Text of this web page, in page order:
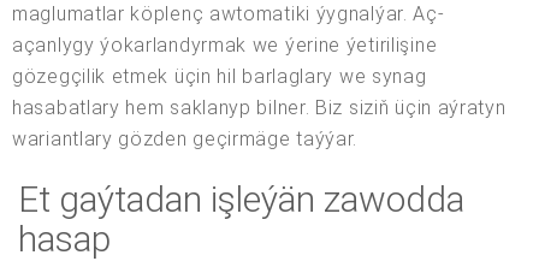
maglumatlar köplenç awtomatiki ýygnalýar. Aç-
açanlygy ýokarlandyrmak we ýerine ýetirilişine
gözegçilik etmek üçin hil barlaglary we synag
hasabatlary hem saklanyp bilner. Biz siziň üçin aýratyn
wariantlary gözden geçirmäge taýýar.
Et gaýtadan işleýän zawodda
hasap